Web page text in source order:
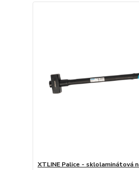
XTLINE Palice - sklolaminátová